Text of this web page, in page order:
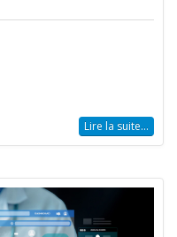
Lire la suite...